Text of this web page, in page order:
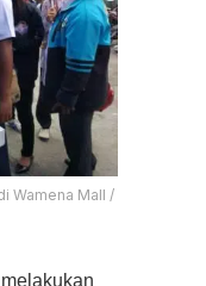
Wamena Mall /